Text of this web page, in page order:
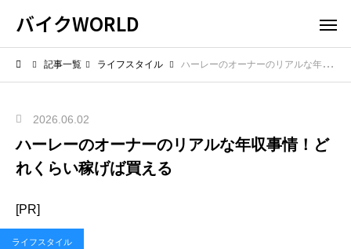
バイクWORLD
記事一覧 ライフスタイル ハーレーのオーナーのリアルな年収事情！どれくらい稼げば買える
2026.06.02
ハーレーのオーナーのリアルな年収事情！ど
れくらい稼げば買える
[PR]
ライフスタイル